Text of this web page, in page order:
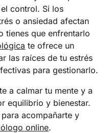
control. Si los
o ansiedad afectan
tienes que enfrentarlo
te ofrece un
las raíces de tu estrés
para gestionarlo.
a calmar tu mente y a
equilibrio y bienestar.
acompañarte y
online.